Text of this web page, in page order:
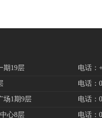
期19层 电话：
电话：
场1期9层 电话：
心8层 电话：